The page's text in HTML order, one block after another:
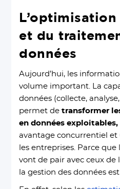
et du
données
Aujourd’hui, les
volume important. La
données (collecte,
permet detransformer
en données exploitables,
avantage concurrentiel
les entreprises. Parce
vont de pair avec ceux de
la gestion des données